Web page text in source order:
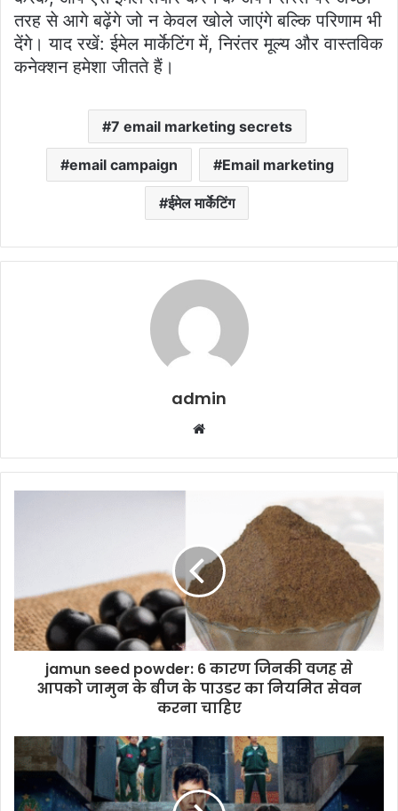
तरह से आगे बढ़ेंगे जो न केवल खोले जाएंगे बल्कि परिणाम भी
देंगे। याद रखें: ईमेल मार्केटिंग में, निरंतर मूल्य और वास्तविक
कनेक्शन हमेशा जीतते हैं।
7 email marketing secrets
email campaign Email marketing
ईमेल मार्केटिंग
admin
Website
jamun seed powder: 6 कारण जिनकी वजह से
आपको जामुन के बीज के पाउडर का नियमित सेवन
करना चाहिए